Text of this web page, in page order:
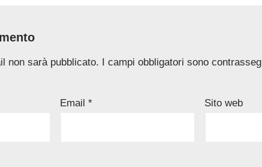
non sarà pubblicato. I campi obbligatori sono
Email * Sito web